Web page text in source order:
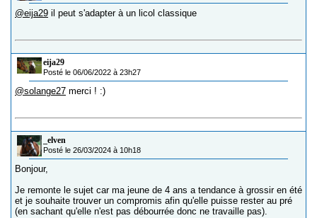
@eija29 il peut s'adapter à un licol classique
eija29
Posté le 06/06/2022 à 23h27
@solange27 merci ! :)
_elven
Posté le 26/03/2024 à 10h18
Bonjour,
Je remonte le sujet car ma jeune de 4 ans a tendance à grossir en été
et je souhaite trouver un compromis afin qu'elle puisse rester au pré
(en sachant qu'elle n'est pas débourrée donc ne travaille pas).